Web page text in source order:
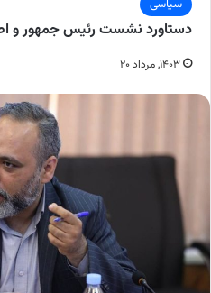
سیاسی
دستاورد نشست رئیس جمهور
۱۴۰۳, مرداد ۲۰